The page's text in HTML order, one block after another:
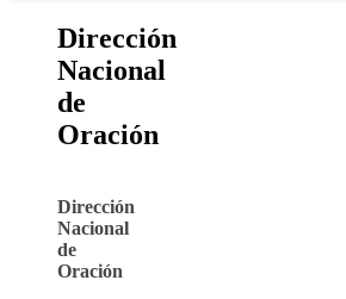
Dirección
Nacional
de
Oración
Dirección
Nacional
de
Oración